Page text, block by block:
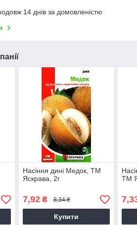
14 днів за домовленістю
Насіння дині Медок, ТМ
Яскрава, 2г
7,92₴ 8,34 ₴
Купити
ТМ